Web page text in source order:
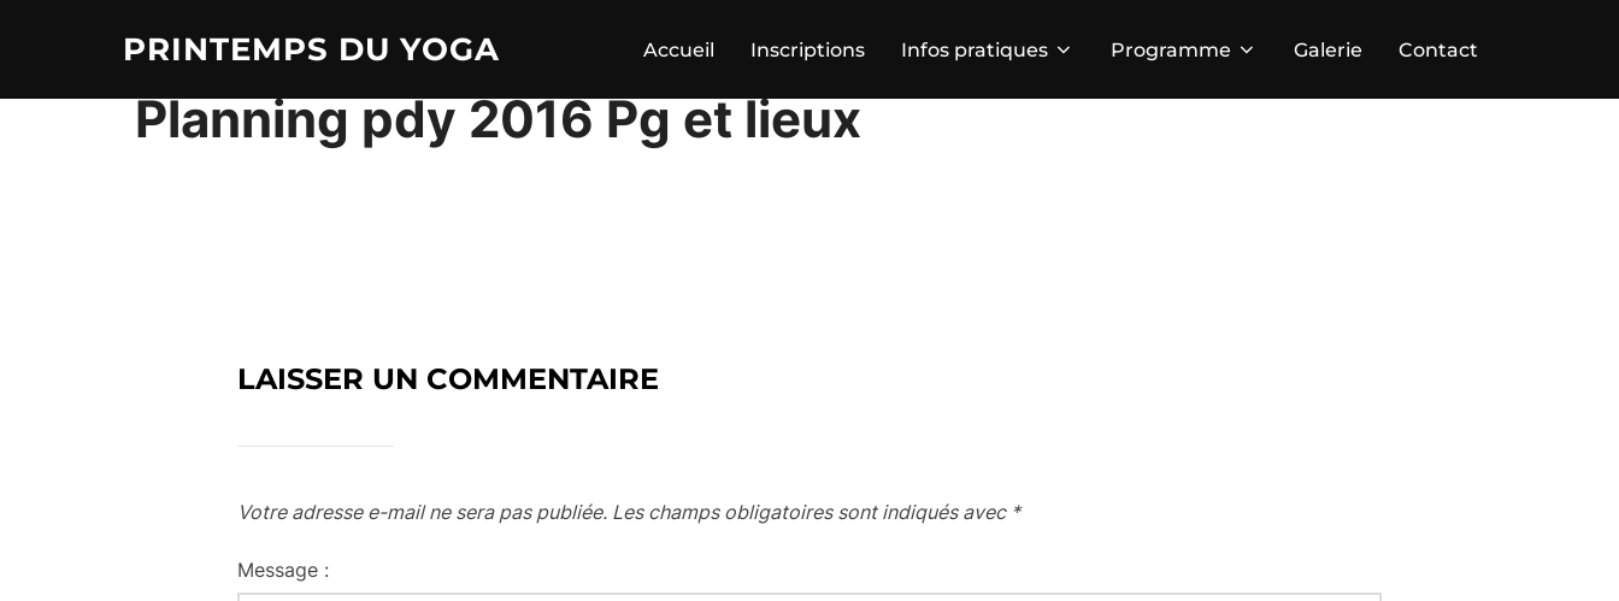
PRINTEMPS DU YOGA Accueil Inscriptions Infos pratiques Programme Galerie Contact
Planning pdy 2016 Pg et lieux
LAISSER UN COMMENTAIRE
Votre adresse e-mail ne sera pas publiée. Les champs obligatoires sont indiqués avec *
Message :